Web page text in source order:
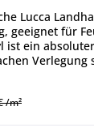
Lucca
geeignet für
ist ein
Verlegung
/m²